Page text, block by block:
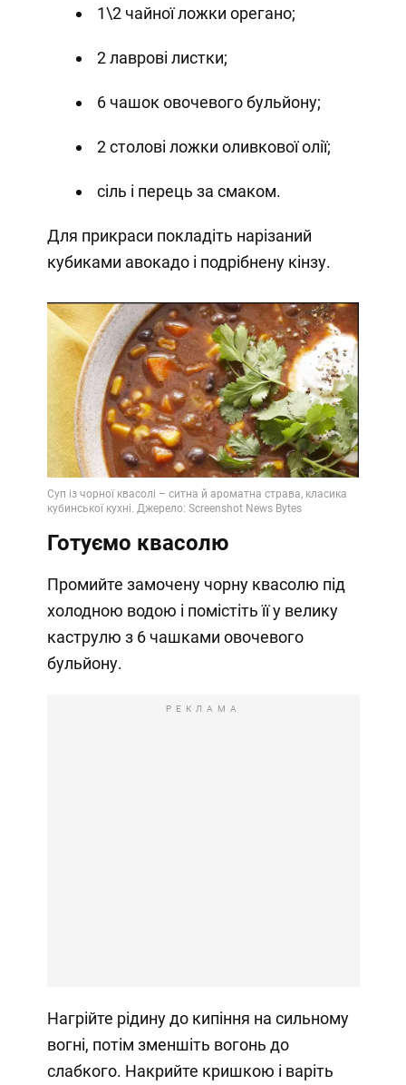
1\2 чайної ложки орегано;
2 лаврові листки;
6 чашок овочевого бульйону;
2 столові ложки оливкової олії;
сіль і перець за смаком.
Для прикраси покладіть нарізаний
кубиками авокадо і подрібнену кінзу.
Готуємо квасолю
Промийте замочену чорну квасолю під
холодною водою і помістіть її у велику
каструлю з 6 чашками овочевого
бульйону.
РЕКЛАМА
Нагрійте рідину до кипіння на сильному
вогні, потім зменшіть вогонь до
слабкого. Накрийте кришкою і варіть